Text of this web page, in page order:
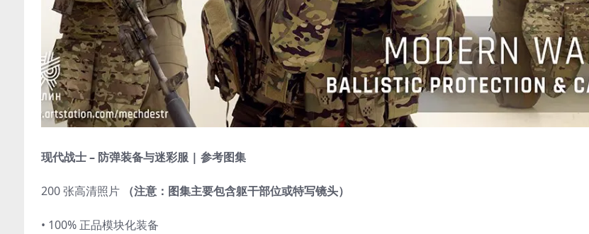
现代战士 – 防弹装备与迷彩服 | 参考图集
200 张高清照片 （注意：图集主要包含躯干部位或特写镜头）
• 100% 正品模块化装备